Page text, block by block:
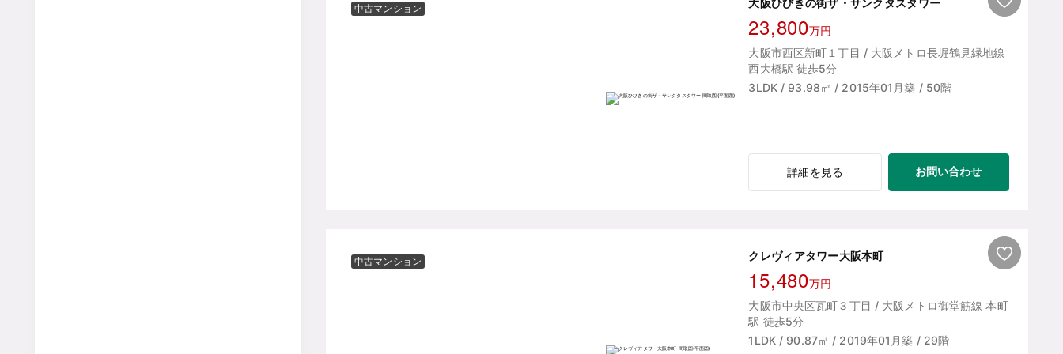
中古マンション 大阪ひびきの街ザ・サンクタスタワー
23,800万円
大阪市西区新町１丁目 / 大阪メトロ長堀鶴見緑地線
西大橋駅 徒歩5分
3LDK / 93.98㎡ / 2015年01月築 / 50階
詳細を見る お問い合わせ
中古マンション クレヴィアタワー大阪本町
15,480万円
大阪市中央区瓦町３丁目 / 大阪メトロ御堂筋線 本町
駅 徒歩5分
1LDK / 90.87㎡ / 2019年01月築 / 29階